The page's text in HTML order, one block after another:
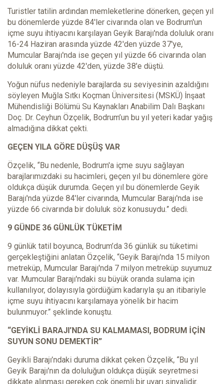
Turistler tatilin ardından memleketlerine dönerken, geçen yıl
bu dönemlerde yüzde 84'ler civarında olan ve Bodrum'un
içme suyu ihtiyacını karşılayan Geyik Barajı'nda doluluk oranı
16-24 Haziran arasında yüzde 42'den yüzde 37'ye,
Mumcular Barajı'nda ise geçen yıl yüzde 66 civarında olan
doluluk oranı yüzde 42'den, yüzde 38'e düştü.
Yoğun nüfus nedeniyle barajlarda su seviyesinin azaldığını
söyleyen Muğla Sıtkı Koçman Üniversitesi (MSKÜ) İnşaat
Mühendisliği Bölümü Su Kaynakları Anabilim Dalı Başkanı
Doç. Dr. Ceyhun Özçelik, Bodrum’un bu yıl yeteri kadar yağış
almadığına dikkat çekti.
GEÇEN YILA GÖRE DÜŞÜŞ VAR
Özçelik, “Bu nedenle, Bodrum'a içme suyu sağlayan
barajlarımızdaki su hacimleri, geçen yıl bu dönemlere göre
oldukça düşük durumda. Geçen yıl bu dönemlerde Geyik
Barajı'nda yüzde 84'ler civarında, Mumcular Barajı'nda ise
yüzde 66 civarında bir doluluk söz konusuydu.” dedi.
9 GÜNDE 36 GÜNLÜK TÜKETİM
9 günlük tatil boyunca, Bodrum’da 36 günlük su tüketimi
gerçekleştiğini anlatan Özçelik, “Geyik Barajı'nda 15 milyon
metreküp, Mumcular Barajı'nda 7 milyon metreküp suyumuz
var. Mumcular Barajı'ndaki su büyük oranda sulama için
kullanılıyor, dolayısıyla gördüğüm kadarıyla şu an itibariyle
içme suyu ihtiyacını karşılamaya yönelik bir hacim
bulunmuyor.” şeklinde konuştu.
“GEYİKLİ BARAJI’NDA SU KALMAMASI, BODRUM İÇİN
SUYUN SONU DEMEKTİR”
Geyikli Barajı’ndaki duruma dikkat çeken Özçelik, “Bu yıl
Geyik Barajı'nın da doluluğun oldukça düşük seyretmesi
dikkate alınması gereken çok önemli bir uyarı sinyalidir.